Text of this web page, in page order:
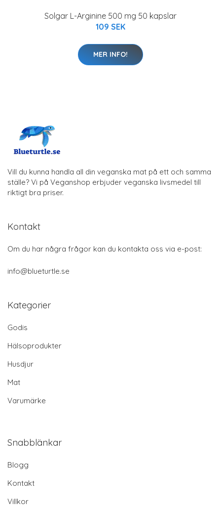
Solgar L-Arginine 500 mg 50 kapslar
109 SEK
MER INFO!
Vill du kunna handla all din veganska mat på ett och samma
ställe? Vi på Veganshop erbjuder veganska livsmedel till
riktigt bra priser.
Kontakt
Om du har några frågor kan du kontakta oss via e-post:
info@blueturtle.se
Kategorier
Godis
Hälsoprodukter
Husdjur
Mat
Varumärke
Snabblänkar
Blogg
Kontakt
Villkor